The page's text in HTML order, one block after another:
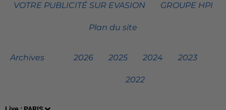
VOTRE PUBLICITÉ SUR EVASION GROUPE HPI
Plan du site
Archives 2026 2025 2024 2023
2022